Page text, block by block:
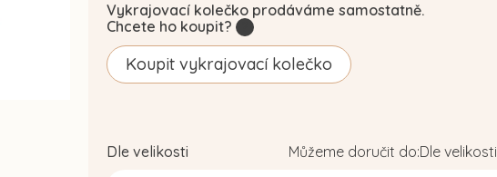
Vykrajovací kolečko prodáváme samostatně.
Chcete ho koupit?
Koupit vykrajovací kolečko
Dle velikosti Můžeme doručit do:Dle velikosti